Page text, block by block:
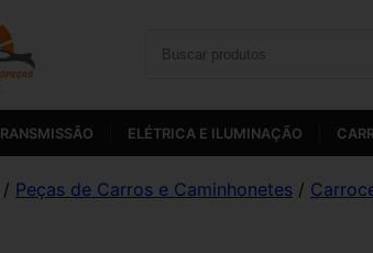
ELÉTRICA E ILUMINAÇÃO
/ Peças de Carros e Caminhonetes /